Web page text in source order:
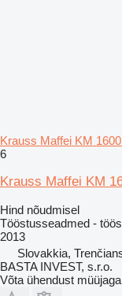
Krauss Maffei KM
6
Krauss Maffei KM
Hind nõudmisel
Tööstusseadmed -
2013
Slovakkia,
BASTA INVEST, s.r.o.
Võta ühendust müüjaga